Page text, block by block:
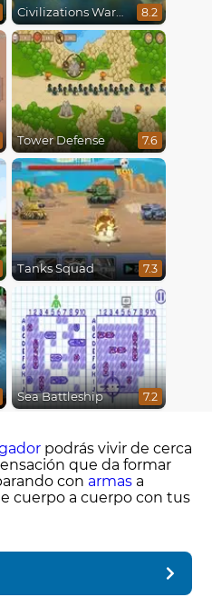
Civilizations Wars Master Edition 8.2
Tower Defense 7.6
Tanks Squad 7.3
Sea Battleship 7.2
podrás vivir de cerca
que da formar
con armas a
cuerpo a cuerpo con tus